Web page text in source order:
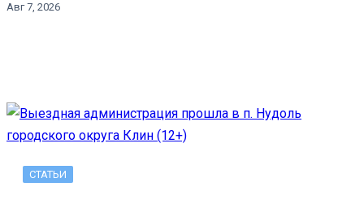
Авг 7, 2026
СТАТЬИ